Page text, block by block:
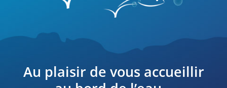
Au plaisir de vous accueillir